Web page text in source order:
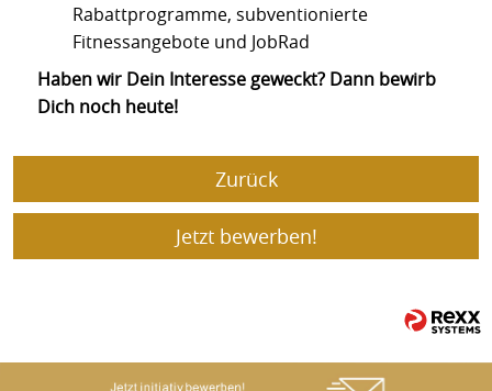
Rabattprogramme, subventionierte
Fitnessangebote und JobRad
Haben wir Dein Interesse geweckt? Dann bewirb
Dich noch heute!
Zurück
Jetzt bewerben!